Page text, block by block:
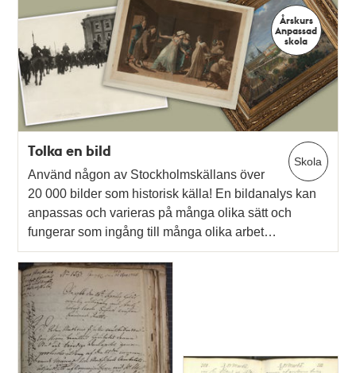
Årskurs
Anpassad
skola
Skola
Tolka en bild
Använd någon av Stockholmskällans över
20 000 bilder som historisk källa! En bildanalys kan
anpassas och varieras på många olika sätt och
fungerar som ingång till många olika arbet…